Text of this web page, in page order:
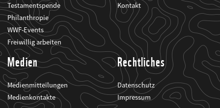
Testamentspende
Philanthropie
WWF-Events
Freiwillig arbeiten
Kontakt
Medien
Medienmitteilungen
Medienkontakte
Rechtliches
Datenschutz
Impressum